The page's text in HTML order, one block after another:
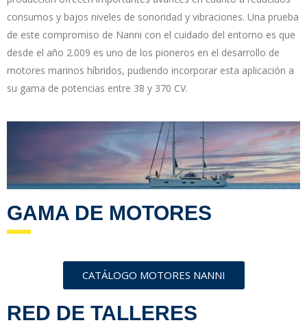
consumos y bajos niveles de sonoridad y vibraciones. Una prueba
de este compromiso de Nanni con el cuidado del entorno es que
desde el año 2.009 es uno de los pioneros en el desarrollo de
motores marinos híbridos, pudiendo incorporar esta aplicación a
su gama de potencias entre 38 y 370 CV.
GAMA DE MOTORES
CATÁLOGO MOTORES NANNI
RED DE TALLERES